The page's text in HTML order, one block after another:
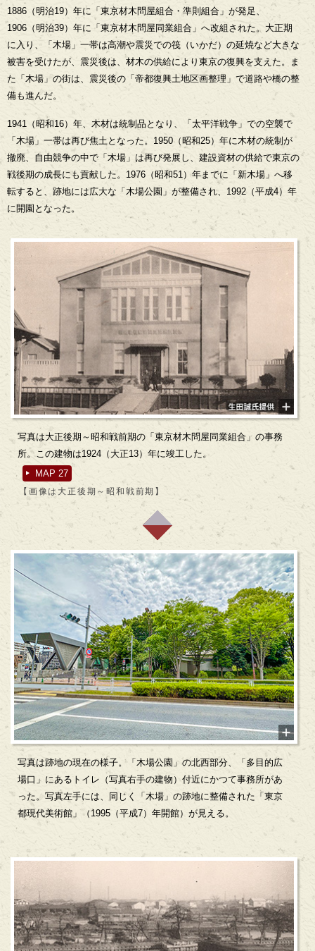
1886（明治19）年に「東京材木問屋組合・準則組合」が発足、
1906（明治39）年に「東京材木問屋同業組合」へ改組された。大正期
に入り、「木場」一帯は高潮や震災での筏（いかだ）の延焼など大きな
被害を受けたが、震災後は、材木の供給により東京の復興を支えた。ま
た「木場」の街は、震災後の「帝都復興土地区画整理」で道路や橋の整
備も進んだ。
1941（昭和16）年、木材は統制品となり、「太平洋戦争」での空襲で
「木場」一帯は再び焦土となった。1950（昭和25）年に木材の統制が
撤廃、自由競争の中で「木場」は再び発展し、建設資材の供給で東京の
戦後期の成長にも貢献した。1976（昭和51）年までに「新木場」へ移
転すると、跡地には広大な「木場公園」が整備され、1992（平成4）年
に開園となった。
写真は大正後期～昭和戦前期の「東京材木問屋同業組合」の事務
所。この建物は1924（大正13）年に竣工した。
MAP 27
【画像は大正後期～昭和戦前期】
写真は跡地の現在の様子。「木場公園」の北西部分、「多目的広
場口」にあるトイレ（写真右手の建物）付近にかつて事務所があ
った。写真左手には、同じく「木場」の跡地に整備された「東京
都現代美術館」（1995（平成7）年開館）が見える。